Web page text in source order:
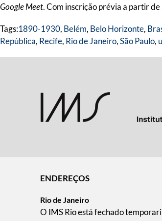
Google Meet. Com inscrição prévia a partir
Tags:1890-1930, Belém, Belo Horizonte,
República, Recife, Rio de Janeiro,São Paulo,
ENDEREÇOS
Rio de Janeiro
O IMS Rio está fechado